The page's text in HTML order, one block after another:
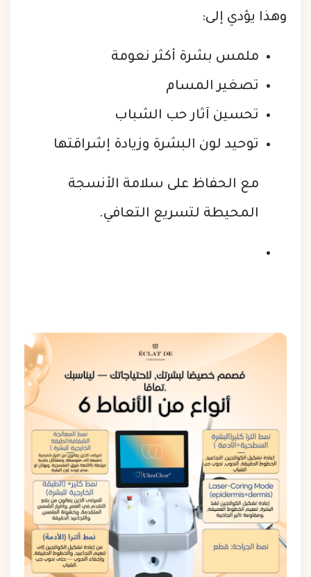
وهذا يؤدي إلى:
ملمس بشرة أكثر نعومة
تصغير المسام
تحسين آثار حب الشباب
توحيد لون البشرة وزيادة إشراقتها
مع الحفاظ على سلامة الأنسجة
المحيطة لتسريع التعافي.